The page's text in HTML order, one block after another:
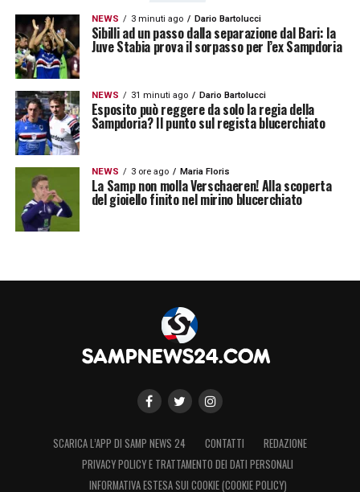
NEWS 3 minuti ago Dario Bartolucci
Sibilli ad un passo dalla separazione dal Bari: la
Juve Stabia prova il sorpasso per l’ex Sampdoria
NEWS 31 minuti ago Dario Bartolucci
Esposito può reggere da solo la regia della
Sampdoria? Il punto sul regista blucerchiato
NEWS 3 ore ago Maria Floris
La Samp non molla Verschaeren! Alla scoperta
del gioiello finito nel mirino blucerchiato
SCARICA L’APP DI SAMP NEWS 24 CONTATTI
REDAZIONE
PRIVACY POLICY E TRATTAMENTO DEI DATI PERSONALI
INFORMATIVA ESTESA SUI COOKIE (COOKIE POLICY)